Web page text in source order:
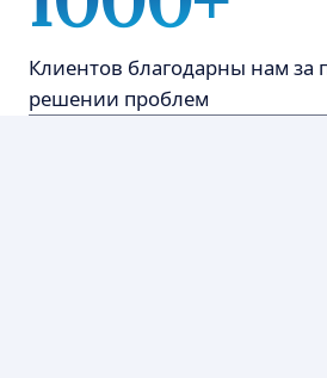
более 20 лет
Профессиональный путь: